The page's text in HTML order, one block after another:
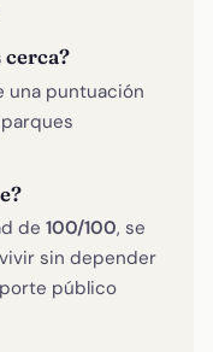
cerca?
una puntuación
parques
de 100/100, se
sin depender
público